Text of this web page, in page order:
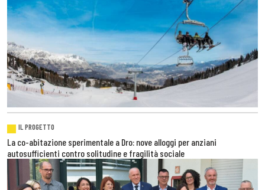
IL PROGETTO
La co-abitazione sperimentale a Dro: nove alloggi per anziani
autosufficienti contro solitudine e fragilità sociale